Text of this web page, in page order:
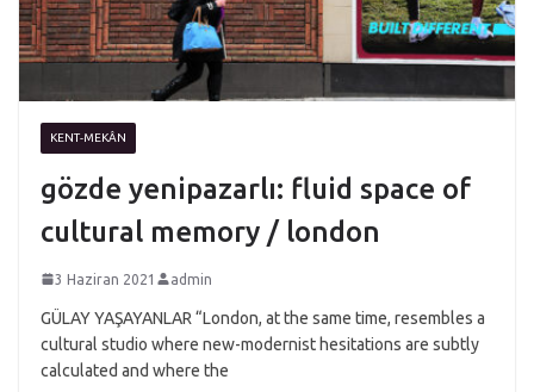
KENT-MEKÂN
gözde yenipazarlı: fluid space of
cultural memory / london
3 Haziran 2021 admin
GÜLAY YAŞAYANLAR “London, at the same time, resembles a
cultural studio where new-modernist hesitations are subtly
calculated and where the